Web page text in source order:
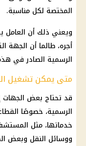
المختصة لكل مناسبة.
ويعني ذلك أن
أجره، طالما أن الجهة
الرسمية الصادر في
متى يمكن تشغيل
قد تحتاج بعض الجهات
الرسمية، خصوصًا
خدماتها، مثل
ووسائل النقل وبعض